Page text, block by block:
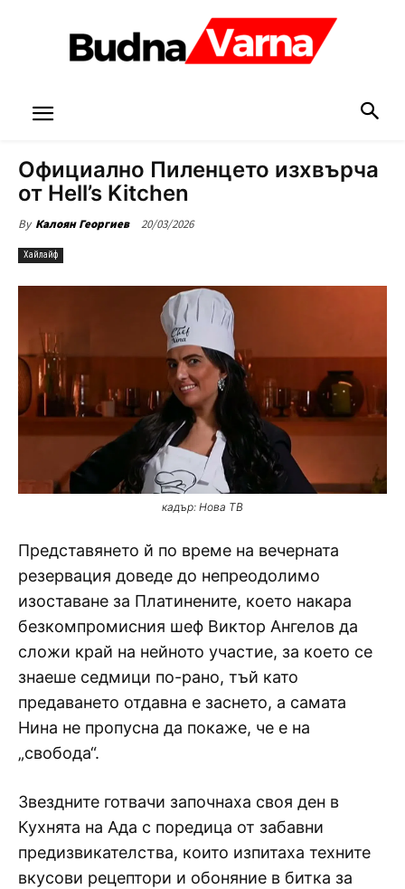
Официално Пиленцето изхвърча
от Hell’s Kitchen
By Калоян Георгиев 20/03/2026
Хайлайф
кадър: Нова ТВ
Представянето й по време на вечерната
резервация доведе до непреодолимо
изоставане за Платинените, което накара
безкомпромисния шеф Виктор Ангелов да
сложи край на нейното участие, за което се
знаеше седмици по-рано, тъй като
предаването отдавна е заснето, а самата
Нина не пропусна да покаже, че е на
„свобода“.
Звездните готвачи започнаха своя ден в
Кухнята на Ада с поредица от забавни
предизвикателства, които изпитаха техните
вкусови рецептори и обоняние в битка за